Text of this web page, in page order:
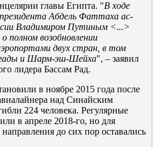
главы Египта. "В ходе
Абдель Фаттаха ас-
Владимиром Путиным <...>
полном возобновлении
двух стран, в том
и Шарм-эш-Шейха", – заявил
лидера Бассам Рад.
в ноябре 2015 года после
над Синайским
224 человека. Регулярные
в апреле 2018-го, но для
до сих пор оставались